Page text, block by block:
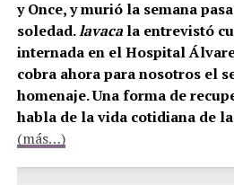
y Once, y murió la semana
soledad.lavacala entrevistó
internada en el Hospital
cobra ahora para nosotros el
homenaje. Una forma de
habla de la vida cotidiana de
(más…)